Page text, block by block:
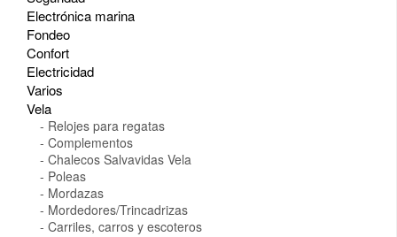
Electrónica marina
Fondeo
Confort
Electricidad
Varios
Vela
Relojes para regatas
Complementos
Chalecos Salvavidas Vela
Poleas
Mordazas
Mordedores/Trincadrizas
Carriles, carros y escoteros